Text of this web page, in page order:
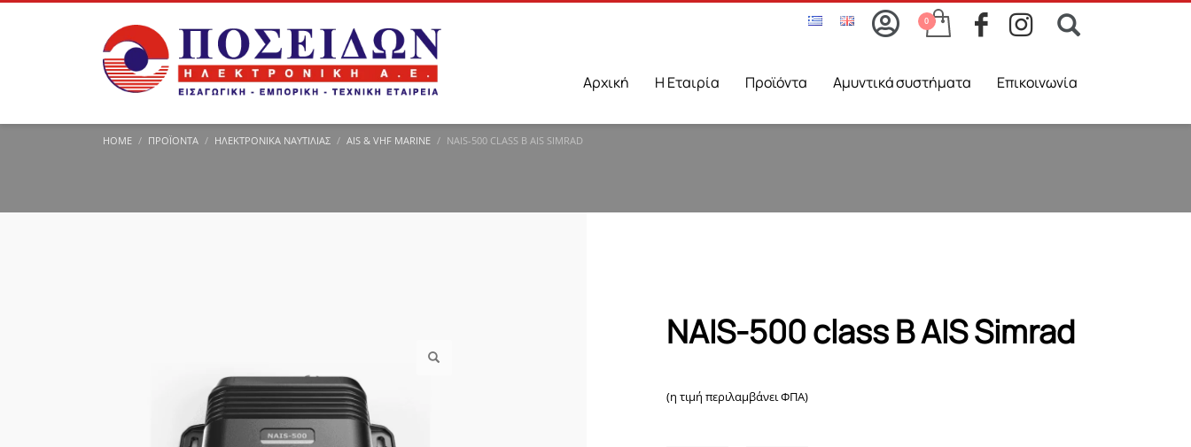
Αρχική Η Εταιρία Προϊόντα Aμυντικά συστήματα Επικοινωνία
HOME ΠΡΟΪΌΝΤΑ ΗΛΕΚΤΡΟΝΙΚΆ ΝΑΥΤΙΛΊΑΣ AIS & VHF MARINE NAIS-500 CLASS B AIS SIMRAD
NAIS-500 class B AIS Simrad
(η τιμή περιλαμβάνει ΦΠΑ)